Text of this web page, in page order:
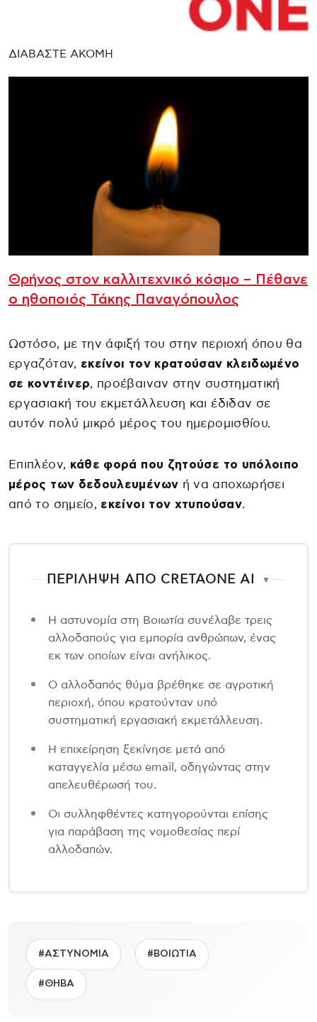
ΔΙΑΒΑΣΤΕ ΑΚΟΜΗ
Θρήνος στον καλλιτεχνικό κόσμο – Πέθανε
ο ηθοποιός Τάκης Παναγόπουλος
Ωστόσο, με την άφιξή του στην περιοχή όπου θα
εργαζόταν, εκείνοι τον κρατούσαν κλειδωμένο
σε κοντέινερ, προέβαιναν στην συστηματική
εργασιακή του εκμετάλλευση και έδιδαν σε
αυτόν πολύ μικρό μέρος του ημερομισθίου.
Επιπλέον, κάθε φορά που ζητούσε το υπόλοιπο
μέρος των δεδουλευμένων ή να αποχωρήσει
από το σημείο, εκείνοι τον χτυπούσαν.
ΠΕΡΙΛΗΨΗ ΑΠΟ CRETAONE AI ▼
Η αστυνομία στη Βοιωτία συνέλαβε τρεις
αλλοδαπούς για εμπορία ανθρώπων, ένας
εκ των οποίων είναι ανήλικος.
Ο αλλοδαπός θύμα βρέθηκε σε αγροτική
περιοχή, όπου κρατούνταν υπό
συστηματική εργασιακή εκμετάλλευση.
Η επιχείρηση ξεκίνησε μετά από
καταγγελία μέσω email, οδηγώντας στην
απελευθέρωσή του.
Οι συλληφθέντες κατηγορούνται επίσης
για παράβαση της νομοθεσίας περί
αλλοδαπών.
#ΑΣΤΥΝΟΜΙΑ #ΒΟΙΩΤΙΑ
#ΘΗΒΑ